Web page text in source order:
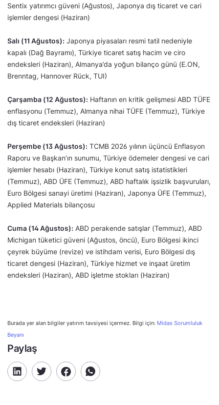
Sentix yatırımcı güveni (Ağustos), Japonya dış ticaret ve cari
işlemler dengesi (Haziran)
Salı (11 Ağustos): Japonya piyasaları resmi tatil nedeniyle
kapalı (Dağ Bayramı), Türkiye ticaret satış hacim ve ciro
endeksleri (Haziran), Almanya’da yoğun bilanço günü (E.ON,
Brenntag, Hannover Rück, TUI)
Çarşamba (12 Ağustos): Haftanın en kritik gelişmesi ABD TÜFE
enflasyonu (Temmuz), Almanya nihai TÜFE (Temmuz), Türkiye
dış ticaret endeksleri (Haziran)
Perşembe (13 Ağustos): TCMB 2026 yılının üçüncü Enflasyon
Raporu ve Başkan’ın sunumu, Türkiye ödemeler dengesi ve cari
işlemler hesabı (Haziran), Türkiye konut satış istatistikleri
(Temmuz), ABD ÜFE (Temmuz), ABD haftalık işsizlik başvuruları,
Euro Bölgesi sanayi üretimi (Haziran), Japonya ÜFE (Temmuz),
Applied Materials bilançosu
Cuma (14 Ağustos): ABD perakende satışlar (Temmuz), ABD
Michigan tüketici güveni (Ağustos, öncü), Euro Bölgesi ikinci
çeyrek büyüme (revize) ve istihdam verisi, Euro Bölgesi dış
ticaret dengesi (Haziran), Türkiye hizmet ve inşaat üretim
endeksleri (Haziran), ABD işletme stokları (Haziran)
Burada yer alan bilgiler yatırım tavsiyesi içermez. Bilgi için: Midas Sorumluluk
Beyanı
Paylaş